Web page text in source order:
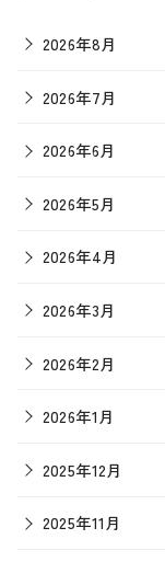
2026年8月
2026年7月
2026年6月
2026年5月
2026年4月
2026年3月
2026年2月
2026年1月
2025年12月
2025年11月